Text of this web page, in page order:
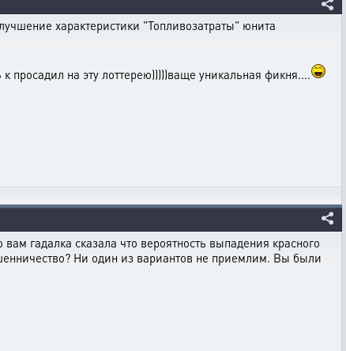
характеристики "Топливозатраты" юнита
на эту лоттерею)))))ваще уникальная фикня....
гадалка сказала что вероятность выпадения красного
Ни один из вариантов не приемлим. Вы были